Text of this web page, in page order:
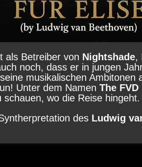
als Betreiber von Nightshade,
noch, dass er in jungen
musikalischen Ambitonen
Unter dem Namen The
wo die Reise hingeht.
des Ludwig